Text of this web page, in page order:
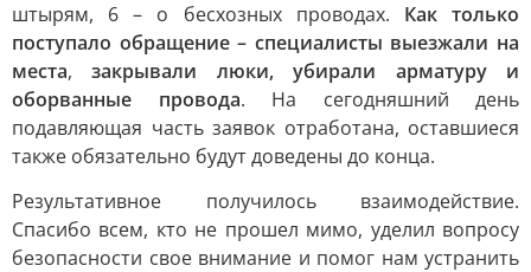
штырям, 6 – о бесхозных проводах. Как только
поступало обращение – специалисты выезжали на
места,закрывали люки, убирали арматуру и
оборванные провода. На сегодняшний день
подавляющая часть заявок отработана, оставшиеся
также обязательно будут доведены до конца.
Результативное получилось взаимодействие.
Спасибо всем, кто не прошел мимо, уделил вопросу
безопасности свое внимание и помог нам устранить